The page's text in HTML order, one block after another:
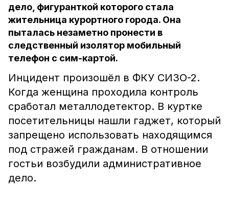
дело, фигуранткой которого стала
жительница курортного города. Она
пыталась незаметно пронести в
следственный изолятор мобильный
телефон с сим-картой.
Инцидент произошёл в ФКУ СИЗО-2.
Когда женщина проходила контроль
сработал металлодетектор. В куртке
посетительницы нашли гаджет, который
запрещено использовать находящимся
под стражей гражданам. В отношении
гостьи возбудили административное
дело.